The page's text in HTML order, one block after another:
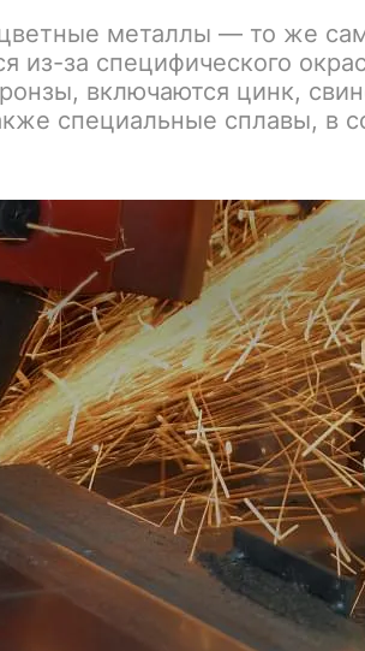
металлы — то же
из-за специфического
включаются цинк,
специальные сплавы, в